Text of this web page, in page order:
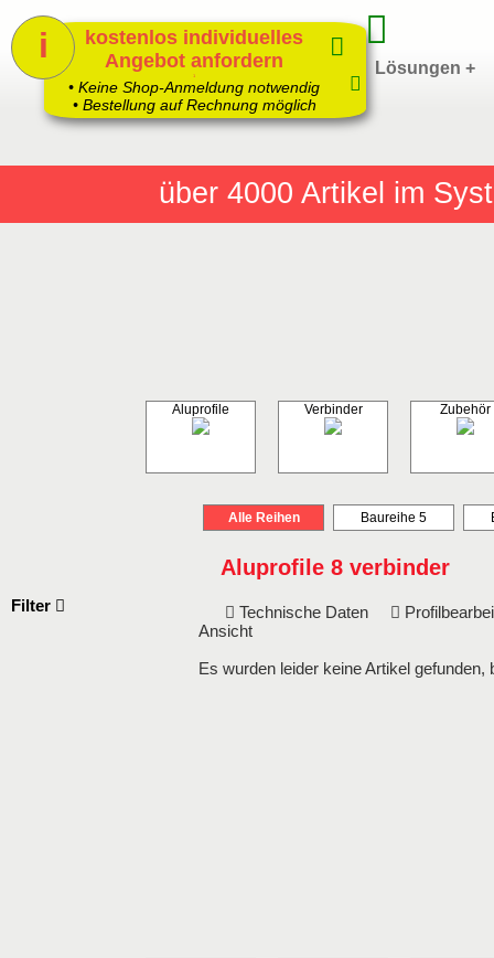
über 4000 Artikel im
Home Produkte + Lösungen +
Aluprofile Verbinder Zubehör
Alle Reihen Baureihe 5
Aluprofile 8 verbinder
Technische Daten
Ansicht
Es wurden leider keine Artikel
Filter
kostenlos individuelles
Angebot anfordern
1
• Keine Shop-Anmeldung notwendig
• Bestellung auf Rechnung möglich
i